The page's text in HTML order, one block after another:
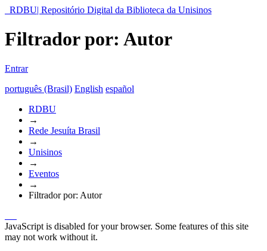
RDBU| Repositório Digital da Biblioteca da Unisinos
Filtrador por: Autor
Entrar
português (Brasil) English español
RDBU
→
Rede Jesuíta Brasil
→
Unisinos
→
Eventos
→
Filtrador por: Autor
JavaScript is disabled for your browser. Some features of this site
may not work without it.